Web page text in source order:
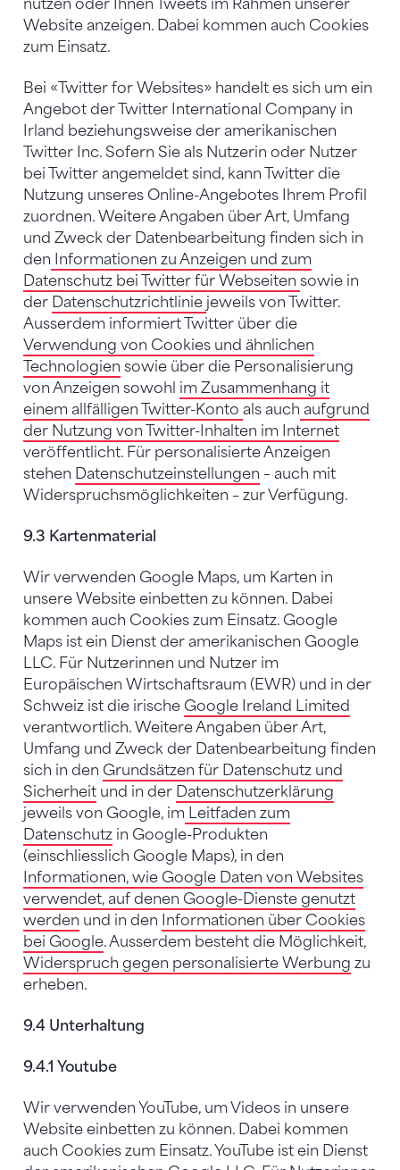
nutzen oder Ihnen Tweets im Rahmen unserer
Website anzeigen. Dabei kommen auch Cookies
zum Einsatz.
Bei «Twitter for Websites» handelt es sich um ein
Angebot der Twitter International Company in
Irland beziehungsweise der amerikanischen
Twitter Inc. Sofern Sie als Nutzerin oder Nutzer
bei Twitter angemeldet sind, kann Twitter die
Nutzung unseres Online-Angebotes Ihrem Profil
zuordnen. Weitere Angaben über Art, Umfang
und Zweck der Datenbearbeitung finden sich in
den Informationen zu Anzeigen und zum
Datenschutz bei Twitter für Webseiten sowie in
der Datenschutzrichtlinie jeweils von Twitter.
Ausserdem informiert Twitter über die
Verwendung von Cookies und ähnlichen
Technologien sowie über die Personalisierung
von Anzeigen sowohl im Zusammenhang it
einem allfälligen Twitter-Konto als auch aufgrund
der Nutzung von Twitter-Inhalten im Internet
veröffentlicht. Für personalisierte Anzeigen
stehen Datenschutzeinstellungen – auch mit
Widerspruchsmöglichkeiten – zur Verfügung.
9.3 Kartenmaterial
Wir verwenden Google Maps, um Karten in
unsere Website einbetten zu können. Dabei
kommen auch Cookies zum Einsatz. Google
Maps ist ein Dienst der amerikanischen Google
LLC. Für Nutzerinnen und Nutzer im
Europäischen Wirtschaftsraum (EWR) und in der
Schweiz ist die irische Google Ireland Limited
verantwortlich. Weitere Angaben über Art,
Umfang und Zweck der Datenbearbeitung finden
sich in den Grundsätzen für Datenschutz und
Sicherheit und in der Datenschutzerklärung
jeweils von Google, im Leitfaden zum
Datenschutz in Google-Produkten
(einschliesslich Google Maps), in den
Informationen, wie Google Daten von Websites
verwendet, auf denen Google-Dienste genutzt
werden und in den Informationen über Cookies
bei Google. Ausserdem besteht die Möglichkeit,
Widerspruch gegen personalisierte Werbung zu
erheben.
9.4 Unterhaltung
9.4.1 Youtube
Wir verwenden YouTube, um Videos in unsere
Website einbetten zu können. Dabei kommen
auch Cookies zum Einsatz. YouTube ist ein Dienst